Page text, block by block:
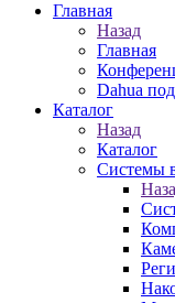
Главная
Назад
Главная
Dahua
Каталог
Назад
Каталог
Системы